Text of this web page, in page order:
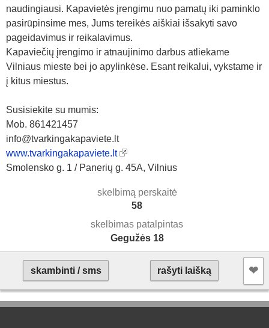
naudingiausi. Kapavietės įrengimu nuo pamatų iki paminklo
pasirūpinsime mes, Jums tereikės aiškiai išsakyti savo
pageidavimus ir reikalavimus.
Kapaviečių įrengimo ir atnaujinimo darbus atliekame
Vilniaus mieste bei jo apylinkėse. Esant reikalui, vykstame ir
į kitus miestus.
Susisiekite su mumis:
Mob. 861421457
info@tvarkingakapaviete.lt
www.tvarkingakapaviete.lt
Smolensko g. 1 / Panerių g. 45A, Vilnius
skelbimą perskaitė
58
skelbimas patalpintas
Gegužės 18
skambinti / sms rašyti laišką ❤︎